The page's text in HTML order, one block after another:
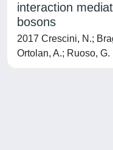
interaction
bosons
2017 Crescini, N.;
Ortolan, A.; Ruoso, G.